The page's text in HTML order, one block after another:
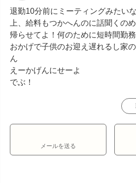
退勤10分前にミーティングみたい
上、給料もつかへんのに話聞くの
帰らせてよ！何のために短時間勤
おかげで子供のお迎え遅れるし家
ん
えーかげんにせーよ
でぶ！
メールを送る